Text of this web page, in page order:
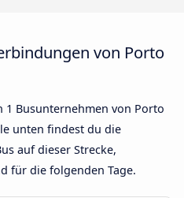
von Porto
1 Busunternehmen von Porto
unten findest du die
auf dieser Strecke,
für die folgenden Tage.